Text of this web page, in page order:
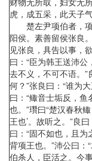
虎，成五采，此天子
楚左尹项伯者，项
阳侯。素善留侯张良
见张良，具告以事，
曰：“臣为韩王送沛
去不义，不可不语。”
何？”张良曰：“谁为
曰：“鲰音士垢反，鱼
也。”瓚曰“楚汉春秋
王也’。故听之。”良
曰：“固不如也，且为
背项王也。”沛公曰：
伯杀人，臣活之。今